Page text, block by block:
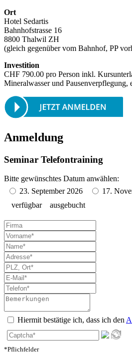
Ort
Hotel Sedartis
Bahnhofstrasse 16
8800 Thalwil ZH
(gleich gegenüber vom Bahnhof, PP
Investition
CHF 790.00 pro Person inkl.
Mineralwasser und
Anmeldung
Seminar Telefontraining
Bitte gewünschtes Datum anwählen:
23. September 2026
17.
verfügbar
ausgebucht
Hiermit bestätige ich, dass ich den
*Pflichfelder